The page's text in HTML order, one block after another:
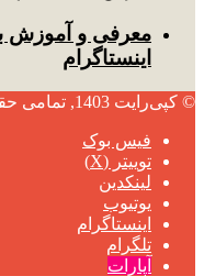
معرفی و آموزش
اینستاگرام
© کپی‌رایت 1403, تمامی حقوق نزد شرکت
فیس بوک
توییتر (X)
لینکدین
یوتیوب
اینستاگرام
تلگرام
آپارات